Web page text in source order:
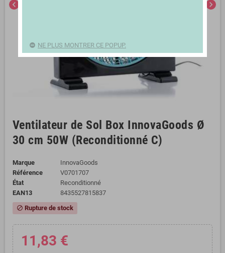
chevron_left chevron_right
Ventilateur de Sol Box InnovaGoods Ø
30 cm 50W (Reconditionné C)
Marque
InnovaGoods
Référence
V0701707
État
Reconditionné
EAN13
8435527815837
block Rupture de stock
11,83 €
NE PLUS MONTRER CE POPUP.